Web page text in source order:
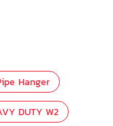
Hanger
DUTY W2